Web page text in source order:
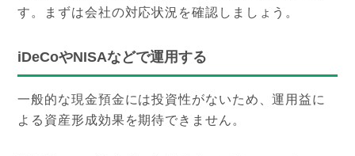
す。まずは会社の対応状況を確認しましょう。
iDeCoやNISAなどで運用する
一般的な現金預金には投資性がないため、運用益に
よる資産形成効果を期待できません。